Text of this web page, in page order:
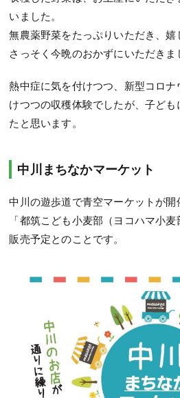
いました。
無農薬野菜をたっぷりいただき、嬉
さっそく今晩のおかずにいただきま
熱中症に気を付けつつ、新型コロ
けつつの収穫体験でしたが、子ど
たと思います。
中川まちなかマーケット
中川の遊歩道で青空マーケットが
「都筑こども小麦部（ヨコハマ小
販売予定とのことです。